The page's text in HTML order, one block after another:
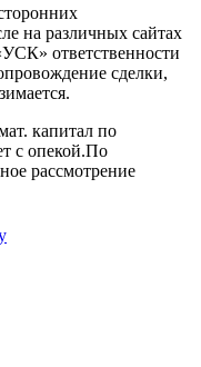
г. Оренбург
на различных сайтах
ответственности
сделки,